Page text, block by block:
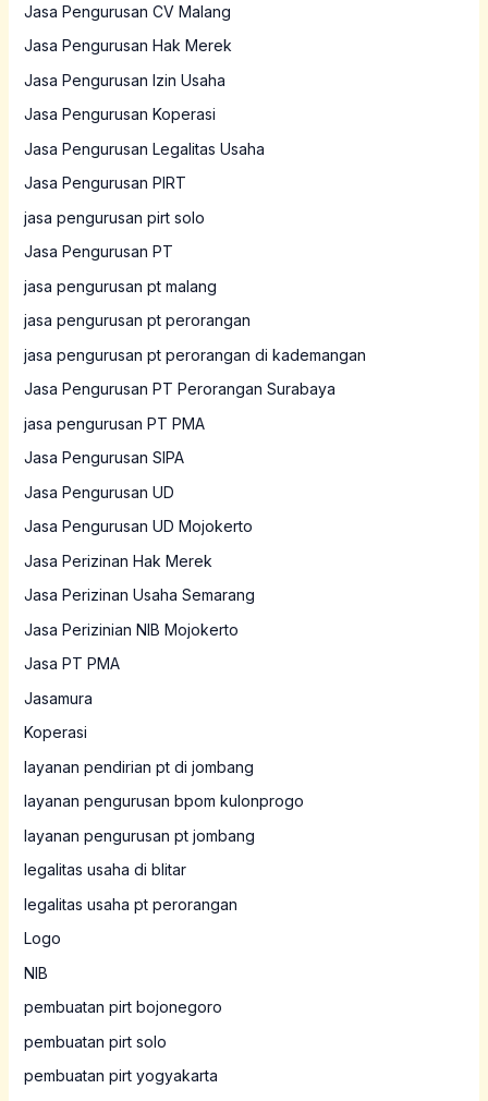
Jasa Pengurusan CV Malang
Jasa Pengurusan Hak Merek
Jasa Pengurusan Izin Usaha
Jasa Pengurusan Koperasi
Jasa Pengurusan Legalitas Usaha
Jasa Pengurusan PIRT
jasa pengurusan pirt solo
Jasa Pengurusan PT
jasa pengurusan pt malang
jasa pengurusan pt perorangan
jasa pengurusan pt perorangan di kademangan
Jasa Pengurusan PT Perorangan Surabaya
jasa pengurusan PT PMA
Jasa Pengurusan SIPA
Jasa Pengurusan UD
Jasa Pengurusan UD Mojokerto
Jasa Perizinan Hak Merek
Jasa Perizinan Usaha Semarang
Jasa Perizinian NIB Mojokerto
Jasa PT PMA
Jasamura
Koperasi
layanan pendirian pt di jombang
layanan pengurusan bpom kulonprogo
layanan pengurusan pt jombang
legalitas usaha di blitar
legalitas usaha pt perorangan
Logo
NIB
pembuatan pirt bojonegoro
pembuatan pirt solo
pembuatan pirt yogyakarta